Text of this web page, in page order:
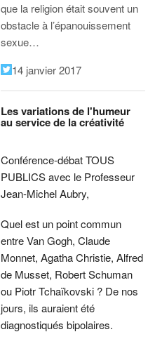
que la religion était souvent un
obstacle à l’épanouissement
sexue…
14 janvier 2017
Les variations de l'humeur
au service de la créativité
Conférence-débat TOUS
PUBLICS avec le Professeur
Jean-Michel Aubry,
Quel est un point commun
entre Van Gogh, Claude
Monnet, Agatha Christie, Alfred
de Musset, Robert Schuman
ou Piotr Tchaïkovski ? De nos
jours, ils auraient été
diagnostiqués bipolaires.